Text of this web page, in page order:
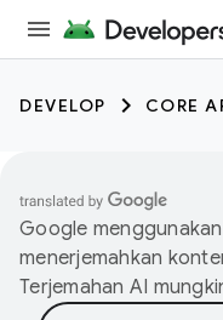
DEVELOP CORE
Google
menerjemahkan
Terjemahan AI